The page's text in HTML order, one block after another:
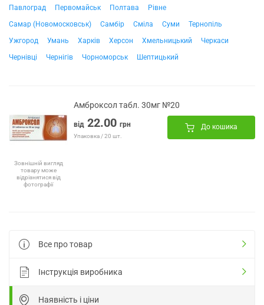
Павлоград
Первомайськ Полтава
Рівне
Самар (Новомосковськ)
Самбір Сміла Суми
Тернопіль
Ужгород
Умань Харків Херсон Хмельницький
Черкаси
Чернівці
Чернігів Чорноморськ Шептицький
Зовнішній вигляд
товару може
відрізнятися від
фотографії
Амброксол табл. 30мг №20
від 22.00 грн
Упаковка / 20 шт.
До кошика
Все про товар
Інструкція виробника
Наявність і ціни